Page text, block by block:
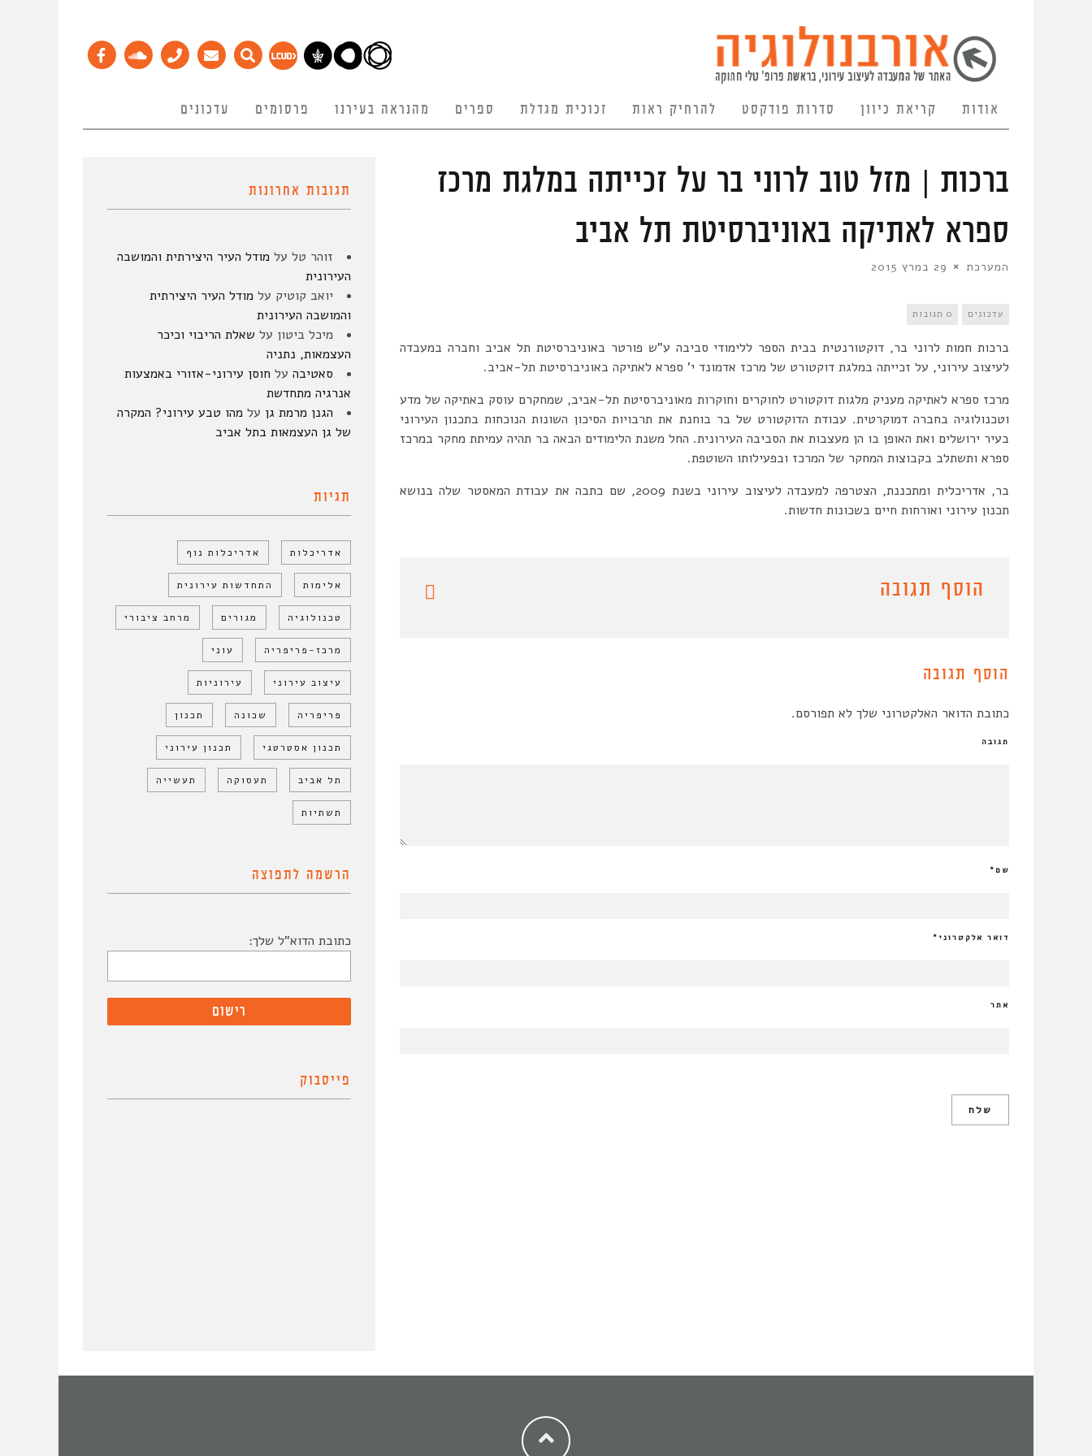
אודות קריאת כיוון סדרות פודקסט להרחיק ראות זכוכית מגדלת ספרים מהנראה בעירנו פרסומים עדכונים
ברכות | מזל טוב לרוני בר על זכייתה במלגת מרכז
ספרא לאתיקה באוניברסיטת תל אביב
המערכת 29 במרץ 2015
עדכונים 0 תגובות
ברכות חמות לרוני בר, דוקטורנטית בבית הספר ללימודי סביבה ע”ש פורטר באוניברסיטת תל אביב וחברה במעבדה
לעיצוב עירוני, על זכייתה במלגת דוקטורט של מרכז אדמונד י’ ספרא לאתיקה באוניברסיטת תל-אביב.
מרכז ספרא לאתיקה מעניק מלגות דוקטורט לחוקרים וחוקרות מאוניברסיטת תל-אביב, שמחקרם עוסק באתיקה של מדע
וטכנולוגיה בחברה דמוקרטית. עבודת הדוקטורט של בר בוחנת את תרבויות הסיכון השונות הנוכחות בתכנון העירוני
בעיר ירושלים ואת האופן בו הן מעצבות את הסביבה העירונית. החל משנת הלימודים הבאה בר תהיה עמיתת מחקר במרכז
ספרא ותשתלב בקבוצות המחקר של המרכז ובפעילותו השוטפת.
בר, אדריכלית ומתכננת, הצטרפה למעבדה לעיצוב עירוני בשנת 2009, שם כתבה את עבודת המאסטר שלה בנושא
תכנון עירוני ואורחות חיים בשכונות חדשות.
הוסף תגובה
הוסף תגובה
כתובת הדואר האלקטרוני שלך לא תפורסם.
תגובה
שם*
דואר אלקטרוני *
אתר
תגובות אחרונות
זוהר טל על מודל העיר היצירתית והמושבה
העירונית
יואב קוטיק על מודל העיר היצירתית
והמושבה העירונית
מיכל ביטון על שאלת הריבוי וכיכר
העצמאות, נתניה
סאטיבה על חוסן עירוני-אזורי באמצעות
אנרגיה מתחדשת
הגנן מרמת גן על מהו טבע עירוני? המקרה
של גן העצמאות בתל אביב
תגיות
אדריכלות אדריכלות נוף
אלימות התחדשות עירונית
טכנולוגיה מגורים מרחב ציבורי
מרכז-פריפריה עוני
עיצוב עירוני עירוניות
פריפריה שכונה תכנון
תכנון אסטרטגי תכנון עירוני
תל אביב תעסוקה תעשייה
תשתיות
הרשמה לתפוצה
כתובת הדוא"ל שלך:
פייסבוק